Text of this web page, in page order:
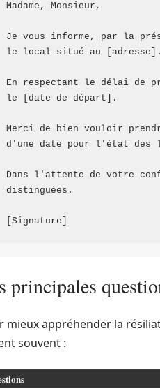
Madame, Monsieur,
Je vous informe, par la
le local situé au
En respectant le délai de
le [date de départ].
Merci de bien vouloir
d'une date pour l'état des
Dans l'attente de votre
distinguées.
principales
mieux appréhender la
souvent :